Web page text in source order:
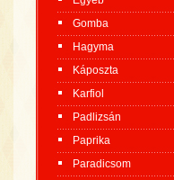
Gomba
Hagyma
Káposzta
Karfiol
Padlizsán
Paprika
Paradicsom